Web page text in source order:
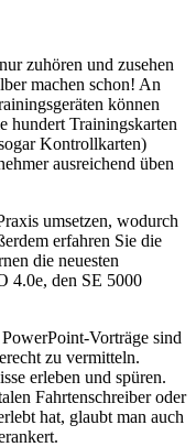
zuhören und zusehen
machen schon! An
können
hundert Trainingskarten
Kontrollkarten)
ausreichend üben
umsetzen, wodurch
erfahren Sie die
die neuesten
4.0e, den SE 5000
Vorträge sind
zu vermitteln.
erleben und spüren.
Fahrtenschreiber oder
hat, glaubt man auch